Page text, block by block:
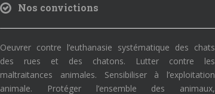
Nos convictions
Oeuvrer contre l’euthanasie systématique des chats
des rues et des chatons. Lutter contre les
maltraitances animales. Sensibiliser à l’exploitation
animale. Protéger l’ensemble des animaux,